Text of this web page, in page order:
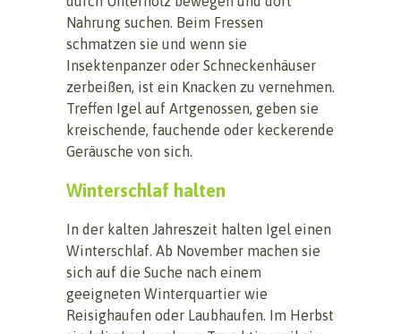
Nahrung suchen. Beim Fressen
schmatzen sie und wenn sie
Insektenpanzer oder Schneckenhäuser
zerbeißen, ist ein Knacken zu vernehmen.
Treffen Igel auf Artgenossen, geben sie
kreischende, fauchende oder keckerende
Geräusche von sich.
Winterschlaf halten
In der kalten Jahreszeit halten Igel einen
Winterschlaf. Ab November machen sie
sich auf die Suche nach einem
geeigneten Winterquartier wie
Reisighaufen oder Laubhaufen. Im Herbst